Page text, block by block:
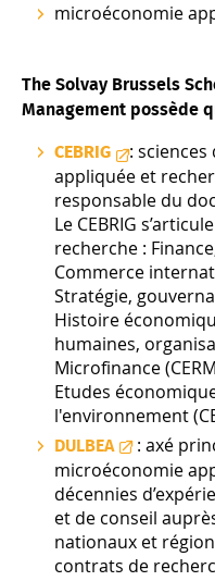
microéconomie
The Solvay Brussels
Management possède
CEBRIG
:
appliquée et
responsable du
Le CEBRIG
recherche :
Commerce
Stratégie,
Histoire
humaines,
Microfinance
Etudes
l'environnement
DULBEA
: axé
microéconomie
décennies
et de conseil
nationaux et
contrats de